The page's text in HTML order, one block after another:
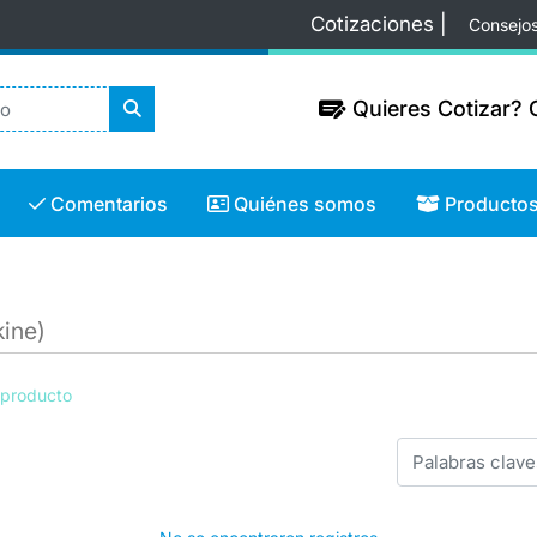
Cotizaciones |
Quieres Cotizar?
Quieres Cotizar?
Comentarios
Comentarios Quiénes somos
Quiénes somos Productos
Productos